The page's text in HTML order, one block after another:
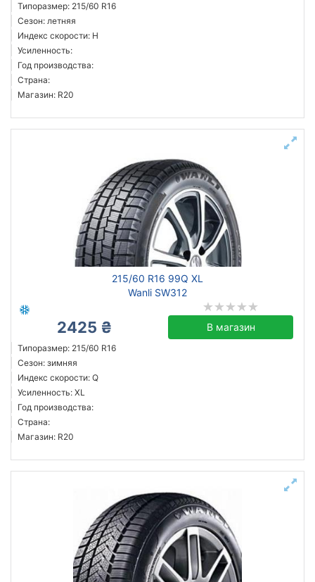
Типоразмер: 215/60 R16
Сезон: летняя
Индекс скорости: H
Усиленность:
Год производства:
Страна:
Магазин: R20
215/60 R16 99Q XL
Wanli SW312
2425 ₴ В магазин
Типоразмер: 215/60 R16
Сезон: зимняя
Индекс скорости: Q
Усиленность: XL
Год производства:
Страна:
Магазин: R20